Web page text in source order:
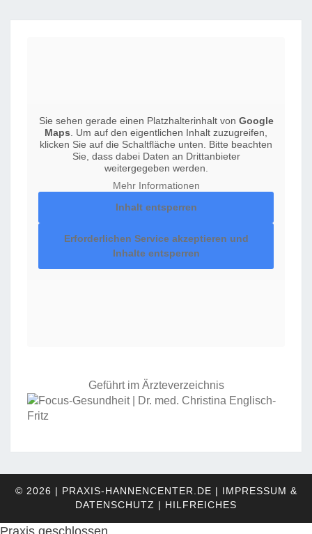
Sie sehen gerade einen Platzhalterinhalt von Google
Maps . Um auf den eigentlichen Inhalt zuzugreifen,
klicken Sie auf die Schaltfläche unten. Bitte beachten
Sie, dass dabei Daten an Drittanbieter
weitergegeben werden.
Mehr Informationen
Inhalt entsperren
Erforderlichen Service akzeptieren und
Inhalte entsperren
Geführt im Ärzteverzeichnis
© 2026 | PRAXIS-HANNENCENTER.DE | IMPRESSUM &
DATENSCHUTZ | HILFREICHES
Praxis geschlossen